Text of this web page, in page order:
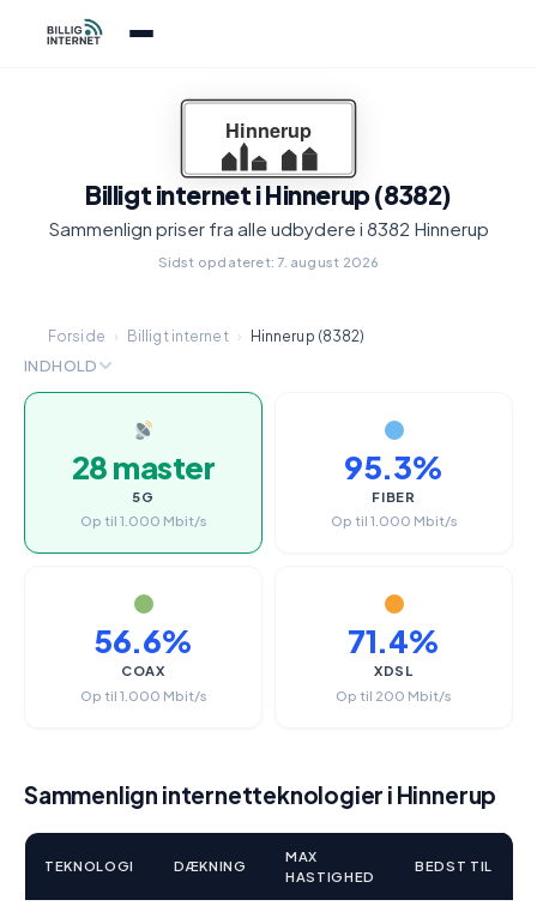
Billigt internet i Hinnerup (8382)
Sammenlign priser fra alle udbydere i 8382 Hinnerup
Sidst opdateret: 7. august 2026
Forside › Billigt internet › Hinnerup (8382)
INDHOLD
28 master
5G
Op til 1.000 Mbit/s
95.3%
FIBER
Op til 1.000 Mbit/s
56.6%
COAX
Op til 1.000 Mbit/s
71.4%
XDSL
Op til 200 Mbit/s
Sammenlign internetteknologier i Hinnerup
TEKNOLOGI DÆKNING
MAX
HASTIGHED
BEDST TIL